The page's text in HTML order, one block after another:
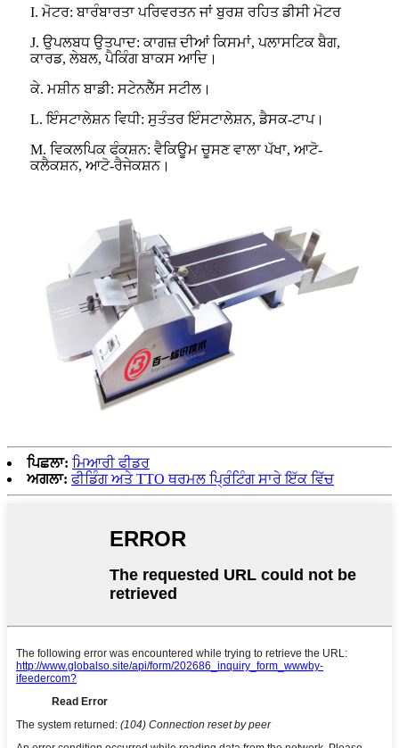
I. ਮੋਟਰ: ਬਾਰੰਬਾਰਤਾ ਪਰਿਵਰਤਨ ਜਾਂ ਬੁਰਸ਼ ਰਹਿਤ ਡੀਸੀ ਮੋਟਰ
J. ਉਪਲਬਧ ਉਤਪਾਦ: ਕਾਗਜ਼ ਦੀਆਂ ਕਿਸਮਾਂ, ਪਲਾਸਟਿਕ ਬੈਗ,
ਕਾਰਡ, ਲੇਬਲ, ਪੈਕਿੰਗ ਬਾਕਸ ਆਦਿ।
ਕੇ. ਮਸ਼ੀਨ ਬਾਡੀ: ਸਟੇਨਲੈੱਸ ਸਟੀਲ।
L. ਇੰਸਟਾਲੇਸ਼ਨ ਵਿਧੀ: ਸੁਤੰਤਰ ਇੰਸਟਾਲੇਸ਼ਨ, ਡੈਸਕ-ਟਾਪ।
M. ਵਿਕਲਪਿਕ ਫੰਕਸ਼ਨ: ਵੈਕਿਊਮ ਚੂਸਣ ਵਾਲਾ ਪੱਖਾ, ਆਟੋ-
ਕਲੈਕਸ਼ਨ, ਆਟੋ-ਰੈਜੇਕਸ਼ਨ।
ਪਿਛਲਾ: ਮਿਆਰੀ ਫੀਡਰ
ਅਗਲਾ: ਫੀਡਿੰਗ ਅਤੇ TTO ਥਰਮਲ ਪ੍ਰਿੰਟਿੰਗ ਸਾਰੇ ਇੱਕ ਵਿੱਚ